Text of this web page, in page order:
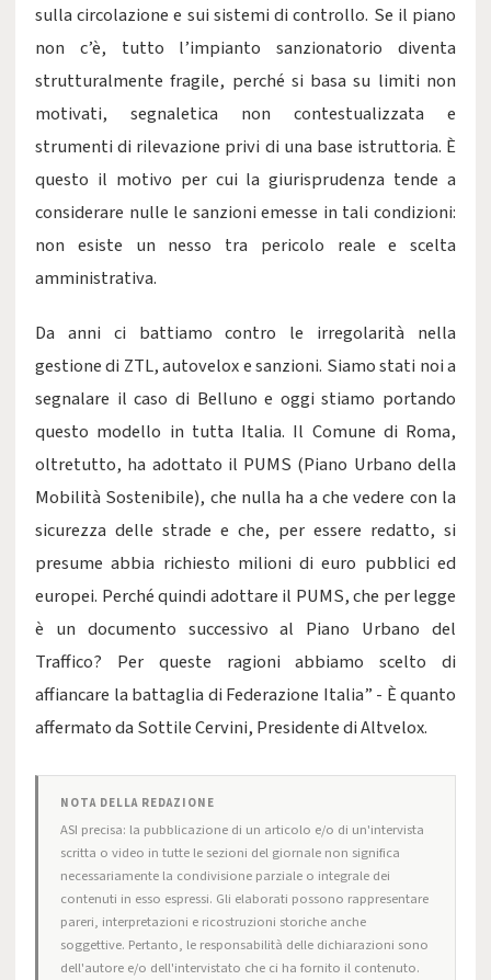
sulla circolazione e sui sistemi di controllo. Se il piano
non c’è, tutto l’impianto sanzionatorio diventa
strutturalmente fragile, perché si basa su limiti non
motivati, segnaletica non contestualizzata e
strumenti di rilevazione privi di una base istruttoria. È
questo il motivo per cui la giurisprudenza tende a
considerare nulle le sanzioni emesse in tali condizioni:
non esiste un nesso tra pericolo reale e scelta
amministrativa.
Da anni ci battiamo contro le irregolarità nella
gestione di ZTL, autovelox e sanzioni. Siamo stati noi a
segnalare il caso di Belluno e oggi stiamo portando
questo modello in tutta Italia. Il Comune di Roma,
oltretutto, ha adottato il PUMS (Piano Urbano della
Mobilità Sostenibile), che nulla ha a che vedere con la
sicurezza delle strade e che, per essere redatto, si
presume abbia richiesto milioni di euro pubblici ed
europei. Perché quindi adottare il PUMS, che per legge
è un documento successivo al Piano Urbano del
Traffico? Per queste ragioni abbiamo scelto di
affiancare la battaglia di Federazione Italia” - È quanto
affermato da Sottile Cervini, Presidente di Altvelox.
NOTA DELLA REDAZIONE
ASI precisa: la pubblicazione di un articolo e/o di un'intervista
scritta o video in tutte le sezioni del giornale non significa
necessariamente la condivisione parziale o integrale dei
contenuti in esso espressi. Gli elaborati possono rappresentare
pareri, interpretazioni e ricostruzioni storiche anche
soggettive. Pertanto, le responsabilità delle dichiarazioni sono
dell'autore e/o dell'intervistato che ci ha fornito il contenuto.